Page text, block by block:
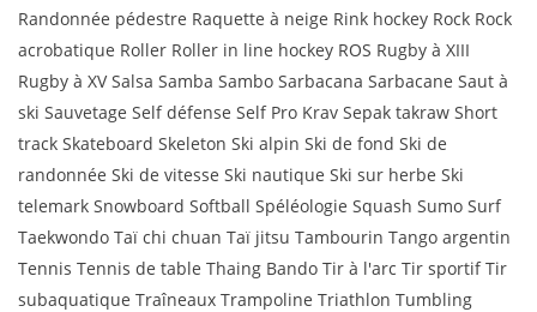
Randonnée pédestre Raquette à neige Rink hockey Rock Rock
acrobatique Roller Roller in line hockey ROS Rugby à XIII
Rugby à XV Salsa Samba Sambo Sarbacana Sarbacane Saut à
ski Sauvetage Self défense Self Pro Krav Sepak takraw Short
track Skateboard Skeleton Ski alpin Ski de fond Ski de
randonnée Ski de vitesse Ski nautique Ski sur herbe Ski
telemark Snowboard Softball Spéléologie Squash Sumo Surf
Taekwondo Taï chi chuan Taï jitsu Tambourin Tango argentin
Tennis Tennis de table Thaing Bando Tir à l'arc Tir sportif Tir
subaquatique Traîneaux Trampoline Triathlon Tumbling